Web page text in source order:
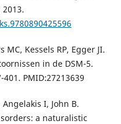
MC, Kessels RP, Egger JI.
in de DSM-5.
PMID:27213639
I, John B.
a naturalistic